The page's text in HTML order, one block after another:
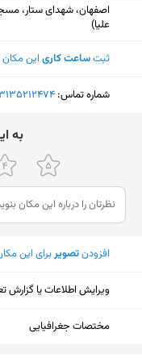
اصفهان، شهدای ستار،
علیا)
ثبتساعت کاری این مکان
شماره تماس:
ﺑﻪ
افزودنتصویربرای این
ویرایش اطلاعات یا گزارش
مختصات جغرافیایی